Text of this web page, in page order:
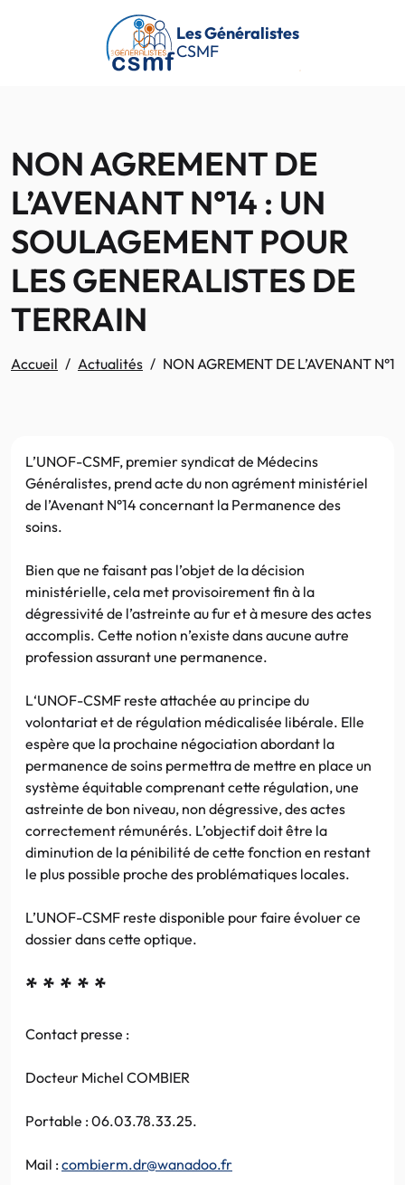
Passer au contenu principal
Les Généralistes
CSMF
NON AGREMENT DE
L’AVENANT N°14 : UN
SOULAGEMENT POUR
LES GENERALISTES DE
TERRAIN
Accueil Actualités NON AGREMENT DE L’AVENANT
L’UNOF-CSMF, premier syndicat de Médecins
Généralistes, prend acte du non agrément ministériel
de l’Avenant N°14 concernant la Permanence des
soins.
Bien que ne faisant pas l’objet de la décision
ministérielle, cela met provisoirement fin à la
dégressivité de l’astreinte au fur et à mesure des actes
accomplis. Cette notion n’existe dans aucune autre
profession assurant une permanence.
L‘UNOF-CSMF reste attachée au principe du
volontariat et de régulation médicalisée libérale. Elle
espère que la prochaine négociation abordant la
permanence de soins permettra de mettre en place un
système équitable comprenant cette régulation, une
astreinte de bon niveau, non dégressive, des actes
correctement rémunérés. L’objectif doit être la
diminution de la pénibilité de cette fonction en restant
le plus possible proche des problématiques locales.
L’UNOF-CSMF reste disponible pour faire évoluer ce
dossier dans cette optique.
* * * * *
Contact presse :
Docteur Michel COMBIER
Portable : 06.03.78.33.25.
Mail :combierm.dr@wanadoo.fr